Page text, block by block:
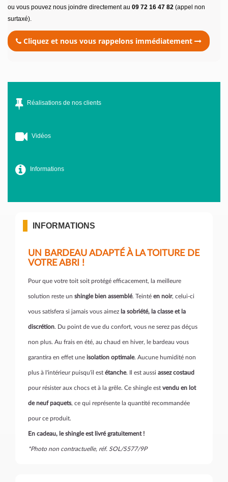
ou vous pouvez nous joindre directement au 09 72 16 47 82 (appel non
surtaxé).
Cliquez et nous vous rappelons immédiatement
Réalisations de nos clients
Vidéos
Informations
INFORMATIONS
UN BARDEAU ADAPTÉ À LA TOITURE DE
VOTRE ABRI !
Pour que votre toit soit protégé efficacement, la meilleure
solution reste un shingle bien assemblé. Teinté en noir, celui-ci
vous satisfera si jamais vous aimez la sobriété, la classe et la
discrétion. Du point de vue du confort, vous ne serez pas déçus
non plus. Au frais en été, au chaud en hiver, le bardeau vous
garantira en effet une isolation optimale. Aucune humidité non
plus à l'intérieur puisqu'il est étanche. Il est aussi assez costaud
pour résister aux chocs et à la grêle. Ce shingle est vendu en lot
de neuf paquets, ce qui représente la quantité recommandée
pour ce produit.
En cadeau, le shingle est livré gratuitement !
*Photo non contractuelle, réf. SOL/S577/9P